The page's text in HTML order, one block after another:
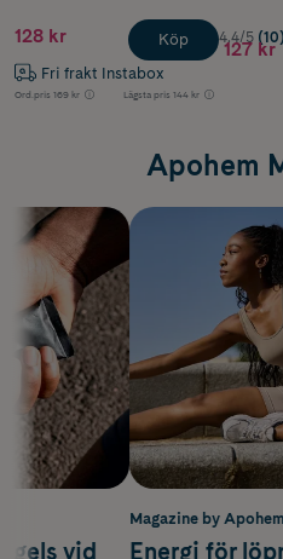
128 kr
Fri frakt Instabox
Ord.pris 169 kr Lägsta pris 144 kr
Köp 4.4/5 (10)
127 kr
Apohem
gels vid
Magazine by Apohem
Energi för